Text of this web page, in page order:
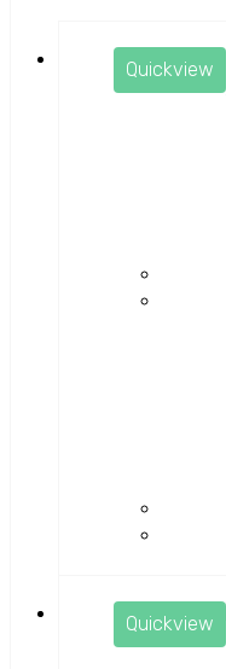
Quickview
Quickview